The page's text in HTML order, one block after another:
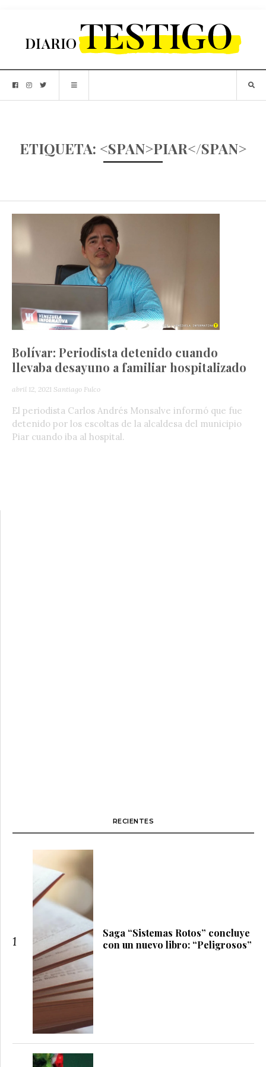
ETIQUETA: <SPAN>PIAR</SPAN>
Bolívar: Periodista detenido cuando
llevaba desayuno a familiar hospitalizado
abril 12, 2021 Santiago Fulco
El periodista Carlos Andrés Monsalve informó que fue
detenido por los escoltas de la alcaldesa del municipio
Piar cuando iba al hospital.
RECIENTES
1
Saga “Sistemas Rotos” concluye
con un nuevo libro: “Peligrosos”